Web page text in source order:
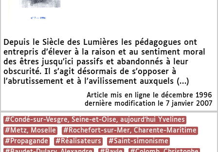
Depuis le Siècle des Lumières les pédagogues ont
entrepris d’élever à la raison et au sentiment moral
des êtres jusqu’ici passifs et abandonnés à leur
obscurité. Il s’agit désormais de s’opposer à
l’abrutissement et à l’avilissement auxquels (…)
Article mis en ligne le décembre 1996
dernière modification le 7 janvier 2007
#Condé-sur-Vesgre, Seine-et-Oise, aujourd’hui Yvelines
#Metz, Moselle
#Rochefort-sur-Mer, Charente-Maritime
#Propagande
#Réalisateurs
#Saint-simonisme